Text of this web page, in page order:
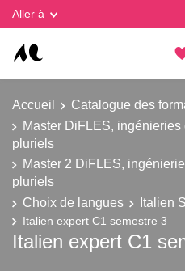
Aller à
Accueil Catalogue des
Master DiFLES,
pluriels
Master 2 DiFLES,
pluriels
Choix de langues
Italien
Italien expert C1 semestre 3
Italien expert C1
Gestion des cookies